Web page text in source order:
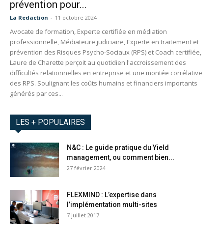
prévention pour...
La Redaction - 11 octobre 2024
Avocate de formation, Experte certifiée en médiation
professionnelle, Médiateure judiciaire, Experte en traitement et
prévention des Risques Psycho-Sociaux (RPS) et Coach certifiée,
Laure de Charette perçoit au quotidien l'accroissement des
difficultés relationnelles en entreprise et une montée corrélative
des RPS. Soulignant les coûts humains et financiers importants
générés par ces...
LES + POPULAIRES
N&C : Le guide pratique du Yield
management, ou comment bien...
27 février 2024
FLEXMIND : L’expertise dans
l’implémentation multi-sites
7 juillet 2017